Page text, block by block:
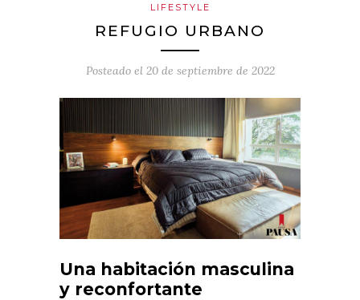
LIFESTYLE
REFUGIO URBANO
Posteado el 20 de septiembre de 2022
Una habitación masculina
y reconfortante